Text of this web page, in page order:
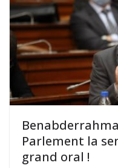
Parlement la
grand oral !